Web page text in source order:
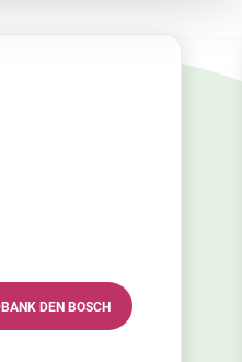
VRIJWILLIGERSVERENIGING
HERTOGENBOSCH